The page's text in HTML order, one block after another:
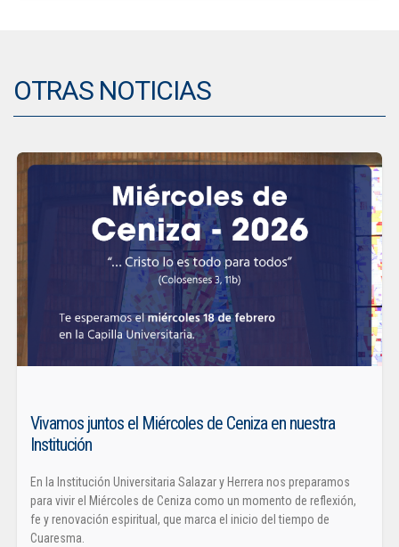
OTRAS NOTICIAS
Vivamos juntos el Miércoles de Ceniza en nuestra
Institución
En la Institución Universitaria Salazar y Herrera nos preparamos
para vivir el Miércoles de Ceniza como un momento de reflexión,
fe y renovación espiritual, que marca el inicio del tiempo de
Cuaresma.